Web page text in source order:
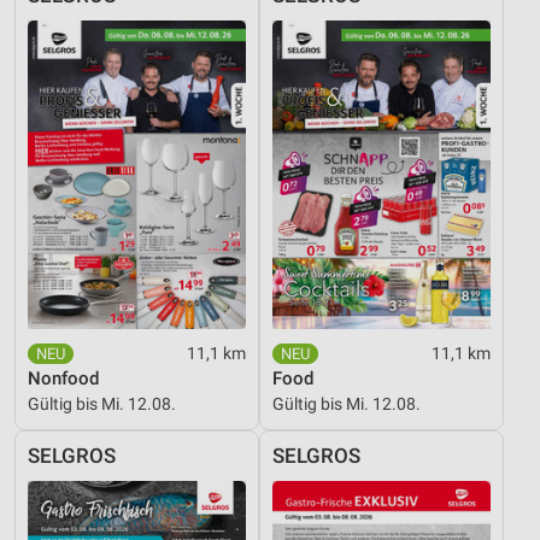
11,1 km
Nonfood
Gültig bis Mi. 12.08.
11,1 km
Food
Gültig bis Mi. 12.08.
SELGROS SELGROS
Geräte anhand von aktiv angeforderten
Informationen identifizieren
Nicht-IAB-Verarbeitungszwecke:
Notwendig
Performance
Funktional
Werbung